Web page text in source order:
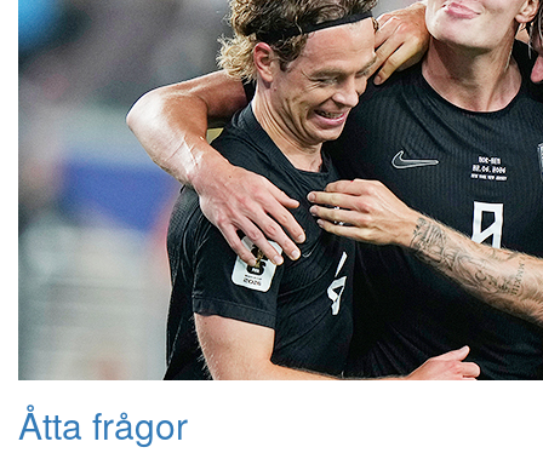
Åtta frågor